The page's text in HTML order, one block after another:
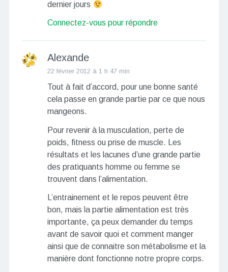
dernier jours
Connectez-vous pour répondre
Alexande
22 février 2012 à 1 h 47 min
Tout à fait d’accord, pour une bonne santé
cela passe en grande partie par ce que nous
mangeons.
Pour revenir à la musculation, perte de
poids, fitness ou prise de muscle. Les
résultats et les lacunes d’une grande partie
des pratiquants homme ou femme se
trouvent dans l’alimentation.
L’entrainement et le repos peuvent être
bon, mais la partie alimentation est très
importante, ça peux demander du temps
avant de savoir quoi et comment manger
ainsi que de connaitre son métabolisme et la
manière dont fonctionne notre propre corps.